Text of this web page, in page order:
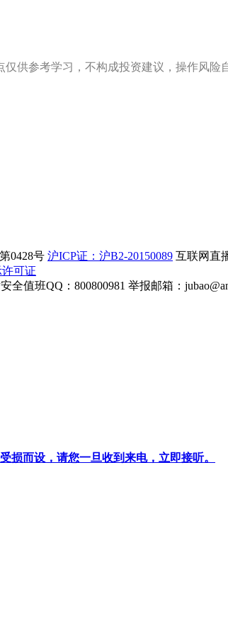
仅供参考学习，不构成投资建议，操作风险
0428号 沪ICP证：沪B2-20150089 互联网直
可证
全值班QQ：800800981 举报邮箱：
损而设，请您一旦收到来电，立即接听。